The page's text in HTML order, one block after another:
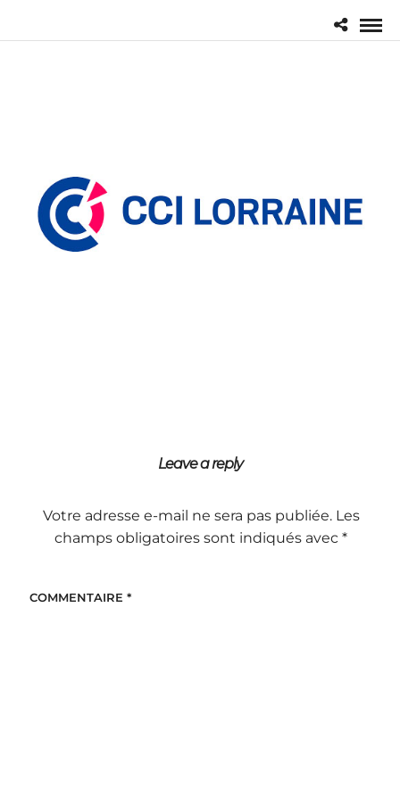
Leave a reply
Votre adresse e-mail ne sera pas publiée. Les
champs obligatoires sont indiqués avec*
COMMENTAIRE *